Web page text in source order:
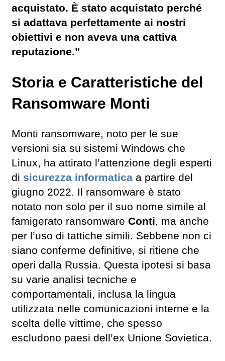
acquistato. È stato acquistato perché
si adattava perfettamente ai nostri
obiettivi e non aveva una cattiva
reputazione.”
Storia e Caratteristiche del
Ransomware Monti
Monti ransomware, noto per le sue
versioni sia su sistemi Windows che
Linux, ha attirato l’attenzione degli esperti
di sicurezza informatica a partire del
giugno 2022. Il ransomware è stato
notato non solo per il suo nome simile al
famigerato ransomware Conti, ma anche
per l’uso di tattiche simili. Sebbene non ci
siano conferme definitive, si ritiene che
operi dalla Russia. Questa ipotesi si basa
su varie analisi tecniche e
comportamentali, inclusa la lingua
utilizzata nelle comunicazioni interne e la
scelta delle vittime, che spesso
escludono paesi dell’ex Unione Sovietica.